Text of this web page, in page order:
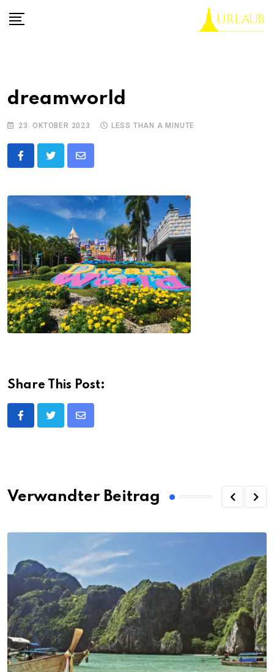
dreamworld
23. OKTOBER 2023 LESS THAN A MINUTE
Share
Email
Share This Post:
Share
Verwandter Beitrag